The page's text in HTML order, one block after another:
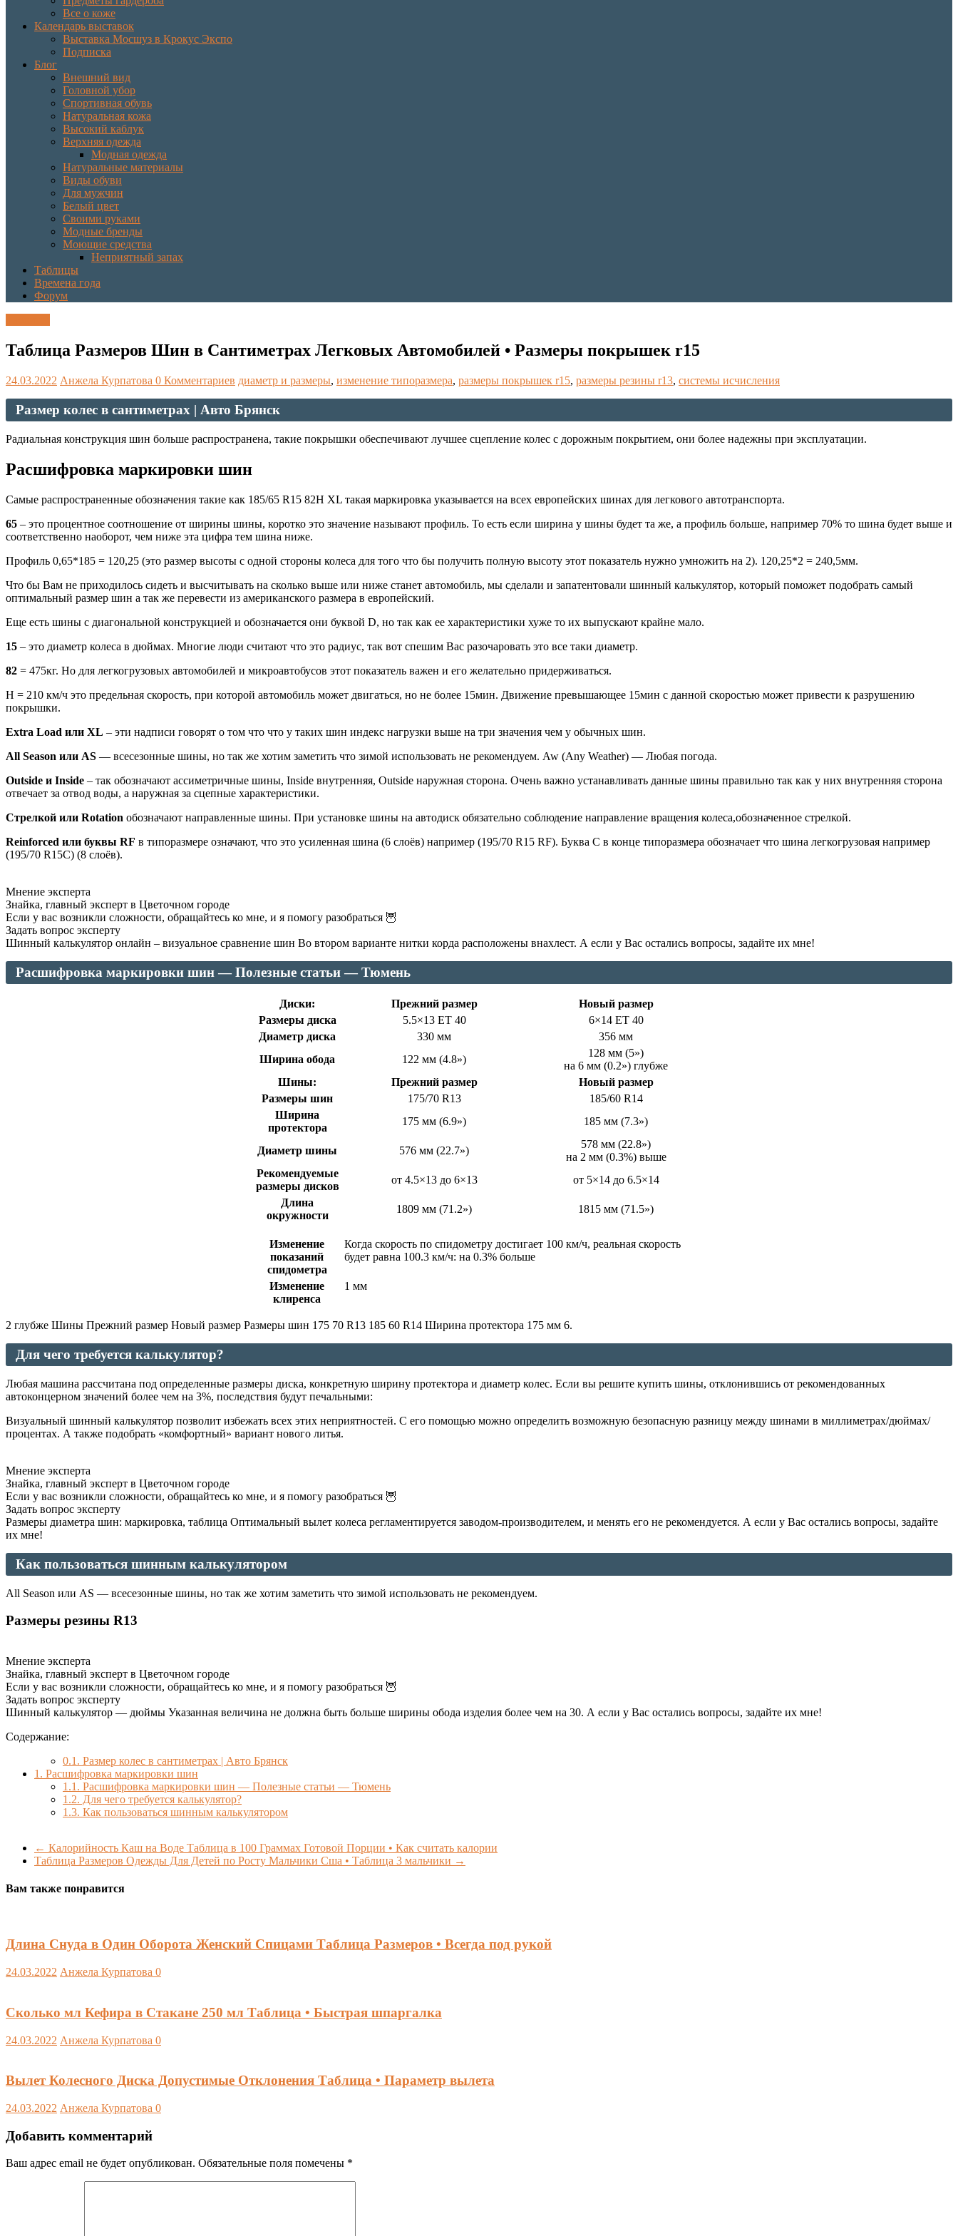
Все о коже
Календарь выставок
Выставка Мосшуз в Крокус Экспо
Подписка
Блог
Внешний вид
Головной убор
Спортивная обувь
Натуральная кожа
Высокий каблук
Верхняя одежда
Модная одежда
Натуральные материалы
Виды обуви
Для мужчин
Белый цвет
Своими руками
Модные бренды
Моющие средства
Неприятный запах
Таблицы
Времена года
Форум
Таблица Размеров Шин в Сантиметрах Легковых Автомобилей • Размеры покрышек r15
24.03.2022 Анжела Курпатова 0 Комментариев диаметр и размеры, изменение типоразмера, размеры покрышек r15, размеры резины r13, системы исчисления
Размер колес в сантиметрах | Авто Брянск
Радиальная конструкция шин больше распространена, такие покрышки обеспечивают лучшее сцепление колес с дорожным покрытием, они более надежны при эксплуатации.
Расшифровка маркировки шин
Самые распространенные обозначения такие как 185/65 R15 82H XL такая маркировка указывается на всех европейских шинах для легкового автотранспорта.
65 – это процентное соотношение от ширины шины, коротко это значение называют профиль. То есть если ширина у шины будет та же, а профиль больше, например 70% то шина будет выше и
соответственно наоборот, чем ниже эта цифра тем шина ниже.
Профиль 0,65*185 = 120,25 (это размер высоты с одной стороны колеса для того что бы получить полную высоту этот показатель нужно умножить на 2). 120,25*2 = 240,5мм.
Что бы Вам не приходилось сидеть и высчитывать на сколько выше или ниже станет автомобиль, мы сделали и запатентовали шинный калькулятор, который поможет подобрать самый
оптимальный размер шин а так же перевести из американского размера в европейский.
Еще есть шины с диагональной конструкцией и обозначается они буквой D, но так как ее характеристики хуже то их выпускают крайне мало.
15 – это диаметр колеса в дюймах. Многие люди считают что это радиус, так вот спешим Вас разочаровать это все таки диаметр.
82 = 475кг. Но для легкогрузовых автомобилей и микроавтобусов этот показатель важен и его желательно придерживаться.
Н = 210 км/ч это предельная скорость, при которой автомобиль может двигаться, но не более 15мин. Движение превышающее 15мин с данной скоростью может привести к разрушению
покрышки.
Extra Load или XL – эти надписи говорят о том что что у таких шин индекс нагрузки выше на три значения чем у обычных шин.
All Season или AS — всесезонные шины, но так же хотим заметить что зимой использовать не рекомендуем. Aw (Any Weather) — Любая погода.
Outside и Inside – так обозначают ассиметричные шины, Inside внутренняя, Outside наружная сторона. Очень важно устанавливать данные шины правильно так как у них внутренняя сторона
отвечает за отвод воды, а наружная за сцепные характеристики.
Стрелкой или Rotation обозначают направленные шины. При установке шины на автодиск обязательно соблюдение направление вращения колеса,обозначенное стрелкой.
Reinforced или буквы RF в типоразмере означают, что это усиленная шина (6 слоёв) например (195/70 R15 RF). Буква С в конце типоразмера обозначает что шина легкогрузовая например
(195/70 R15C) (8 слоёв).
Мнение эксперта
Знайка, главный эксперт в Цветочном городе
Если у вас возникли сложности, обращайтесь ко мне, и я помогу разобраться 🦉
Задать вопрос эксперту
Шинный калькулятор онлайн – визуальное сравнение шин Во втором варианте нитки корда расположены внахлест. А если у Вас остались вопросы, задайте их мне!
Расшифровка маркировки шин — Полезные статьи — Тюмень
Диски: Прежний размер
Новый размер
Размеры диска
5.5×13 ET 40
6×14 ET 40
Диаметр диска
330 мм
356 мм
Ширина обода
122 мм (4.8»)
128 мм (5»)
на 6 мм (0.2») глубже
Шины:
Прежний размер
Новый размер
Размеры шин
175/70 R13
185/60 R14
Ширина
протектора
175 мм (6.9») 185 мм (7.3»)
Диаметр шины 576 мм (22.7»)
578 мм (22.8»)
на 2 мм (0.3%) выше
Рекомендуемые
размеры дисков
от 4.5×13 до 6×13
от 5×14 до 6.5×14
Длина
окружности
1809 мм (71.2») 1815 мм (71.5»)
Изменение
показаний
спидометра
Когда скорость по спидометру достигает 100 км/ч, реальная скорость
будет равна 100.3 км/ч: на 0.3% больше
Изменение
клиренса
1 мм
2 глубже Шины Прежний размер Новый размер Размеры шин 175 70 R13 185 60 R14 Ширина протектора 175 мм 6.
Для чего требуется калькулятор?
Любая машина рассчитана под определенные размеры диска, конкретную ширину протектора и диаметр колес. Если вы решите купить шины, отклонившись от рекомендованных
автоконцерном значений более чем на 3%, последствия будут печальными:
Визуальный шинный калькулятор позволит избежать всех этих неприятностей. С его помощью можно определить возможную безопасную разницу между шинами в миллиметрах/дюймах/
процентах. А также подобрать «комфортный» вариант нового литья.
Мнение эксперта
Знайка, главный эксперт в Цветочном городе
Если у вас возникли сложности, обращайтесь ко мне, и я помогу разобраться 🦉
Задать вопрос эксперту
Размеры диаметра шин: маркировка, таблица Оптимальный вылет колеса регламентируется заводом-производителем, и менять его не рекомендуется. А если у Вас остались вопросы, задайте
их мне!
Как пользоваться шинным калькулятором
All Season или AS — всесезонные шины, но так же хотим заметить что зимой использовать не рекомендуем.
Размеры резины R13
Мнение эксперта
Знайка, главный эксперт в Цветочном городе
Если у вас возникли сложности, обращайтесь ко мне, и я помогу разобраться 🦉
Задать вопрос эксперту
Шинный калькулятор — дюймы Указанная величина не должна быть больше ширины обода изделия более чем на 30. А если у Вас остались вопросы, задайте их мне!
Содержание:
0.1. Размер колес в сантиметрах | Авто Брянск
1. Расшифровка маркировки шин
1.1. Расшифровка маркировки шин — Полезные статьи — Тюмень
1.2. Для чего требуется калькулятор?
1.3. Как пользоваться шинным калькулятором
← Калорийность Каш на Воде Таблица в 100 Граммах Готовой Порции • Как считать калории
Таблица Размеров Одежды Для Детей по Росту Мальчики Сша • Таблица 3 мальчики →
Вам также понравится
Длина Снуда в Один Оборота Женский Спицами Таблица Размеров • Всегда под рукой
24.03.2022 Анжела Курпатова 0
Сколько мл Кефира в Стакане 250 мл Таблица • Быстрая шпаргалка
24.03.2022 Анжела Курпатова 0
Вылет Колесного Диска Допустимые Отклонения Таблица • Параметр вылета
24.03.2022 Анжела Курпатова 0
Добавить комментарий
Ваш адрес email не будет опубликован. Обязательные поля помечены *